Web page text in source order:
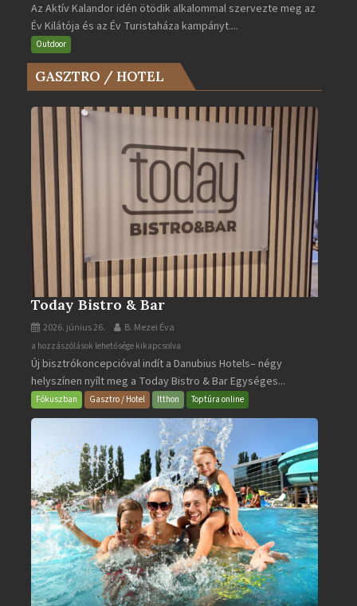
Év
Kilátója
és
az
Év
bejegyzéshez
Az Aktív Kalandor idén ötödik alkalommal szervezte meg az
Év Kilátója és az Év Turistaháza kampányt....
Outdoor
GASZTRO / HOTEL
Today Bistro & Bar
2026. június 26. B. Mezei Éva
Today
Bistro
&
Bar
bejegyzéshez
a hozzászólások lehetősége kikapcsolva
Új bisztrókoncepcióval indít a Danubius Hotels– négy
helyszínen nyílt meg a Today Bistro & Bar Egységes...
Fókuszban Gasztro / Hotel Itthon Toptúra online